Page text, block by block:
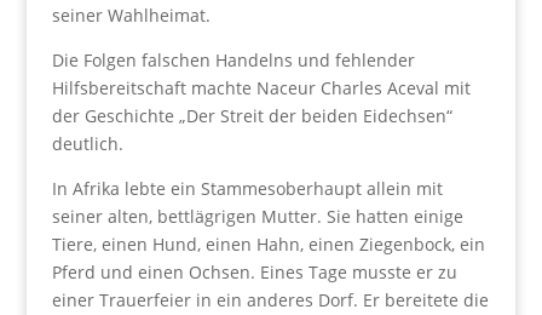
seiner Wahlheimat.
Die Folgen falschen Handelns und fehlender
Hilfsbereitschaft machte Naceur Charles Aceval mit
der Geschichte „Der Streit der beiden Eidechsen“
deutlich.
In Afrika lebte ein Stammesoberhaupt allein mit
seiner alten, bettlägrigen Mutter. Sie hatten einige
Tiere, einen Hund, einen Hahn, einen Ziegenbock, ein
Pferd und einen Ochsen. Eines Tage musste er zu
einer Trauerfeier in ein anderes Dorf. Er bereitete die